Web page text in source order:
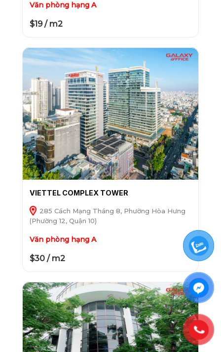
Văn phòng hạng A
$19 / m2
VIETTEL COMPLEX TOWER
285 Cách Mạng Tháng 8, Phường Hòa Hưng
(Phường 12, Quận 10)
Văn phòng hạng A
$30 / m2